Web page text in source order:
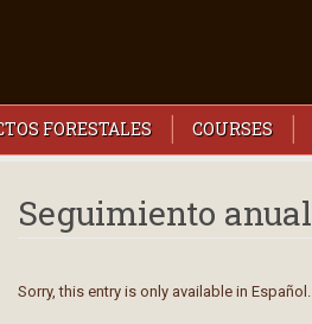
FORESTALES COURSES
Seguimiento anual
Sorry, this entry is only available in Español .